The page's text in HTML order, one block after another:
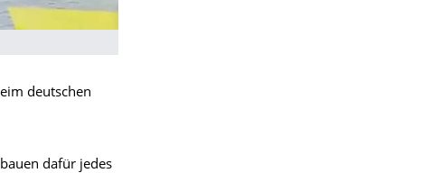
deutschen
dafür jedes